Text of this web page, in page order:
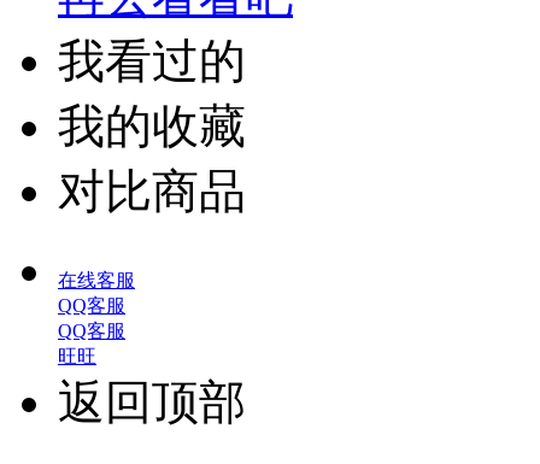
我看过的
我的收藏
对比商品
在线客服
QQ客服
QQ客服
旺旺
返回顶部